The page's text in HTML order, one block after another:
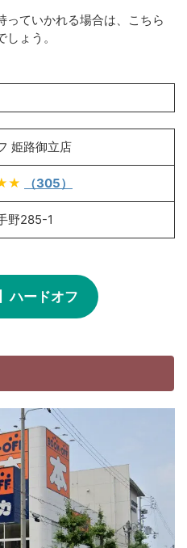
っていかれる場合は、こちら
ょう。
姫路御立店
（305）
野285-1
ハードオフ